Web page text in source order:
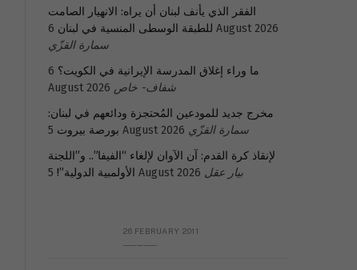
الفقر الذي يأنف لبنان أن يراه: الانهيار الصامت
للطبقة الوسطى المنسية في لبنان 6 August 2026
سمارة القزّي
ما وراء إغلاق المدرسة الإيرانية في الكويت؟ 6
August 2026 شفاف- خاص
مخرج جديد للمودعين المُحتجزة ودائعهم في لبنان:
بورصة بيروت 5 August 2026 سمارة القزّي
لإنقاذ كرة القدم: آن الآوان لإلغاء “الفيفا”.. و”اللجنة
الأولمبية الدولية”! 5 August 2026 بيار عقل
26 FEBRUARY 2011